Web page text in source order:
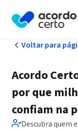
Voltar para
Acordo
por que
confiam na
Descubra quem